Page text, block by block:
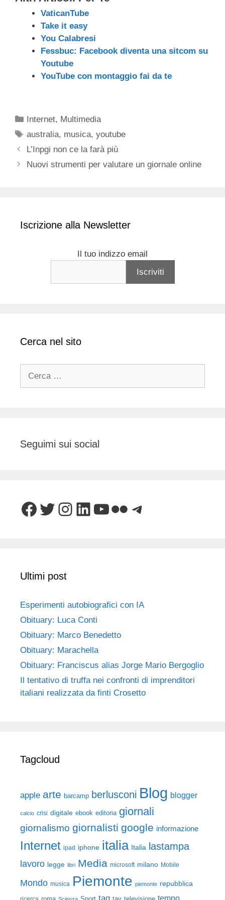
VaticanTube
Take it easy
You Calabresi
Fessbuc: Facebook diventa una sitcom su
Youtube
YouTube con montaggio fai da te
Categorie
Internet, Multimedia
Tag
australia, musica,youtube
L’Inpgi non ce la farà più
Nuovi strumenti per valutare un giornale online
Iscrizione alla Newsletter
Il tuo indizzo email
Cerca nel sito
Seguimi sui social
Facebook
Twitter
Instagram
LinkedIn
YouTube
FlickrTelegram
Ultimi post
Esperimenti autobiografici con IA
Obituary: Luca Conti
Obituary: Marco Benedetto
Obituary: Marachella
Obituary: Franciscus alias Jorge Mario Bergoglio
Il tentativo di truffa nei confronti di imprenditori
italiani realizzata da finti Crosetto
Tagcloud
apple arte barcamp berlusconi Blog blogger
calcio crisi digitale ebook editoria giornali
giornalismo giornalisti google informazione
Internet ipad iphone italia Italia lastampa
lavoro legge libri Media microsoft milano Mobile
Mondo musica Piemonte piemonte repubblica
tag tempo